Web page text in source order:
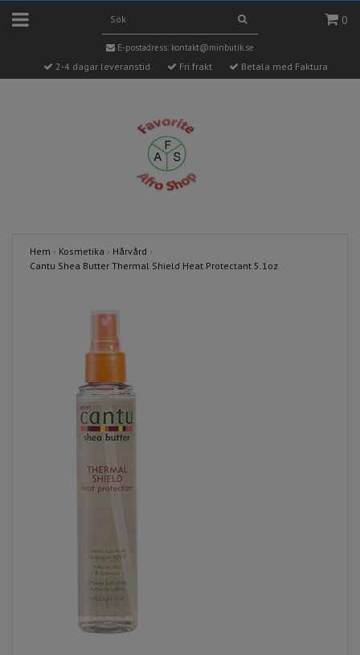
0
E-postadress: kontakt@minbutik.se
2-4 dagar leveranstid Fri frakt Betala med Faktura
Hem › Kosmetika › Hårvård ›
Cantu Shea Butter Thermal Shield Heat Protectant 5.1oz